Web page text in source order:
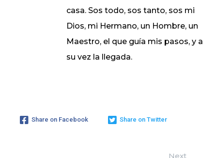
casa. Sos todo, sos tanto, sos mi
Dios, mi Hermano, un Hombre, un
Maestro, el que guía mis pasos, y a
su vez la llegada.
Share on Facebook Share on Twitter
Next